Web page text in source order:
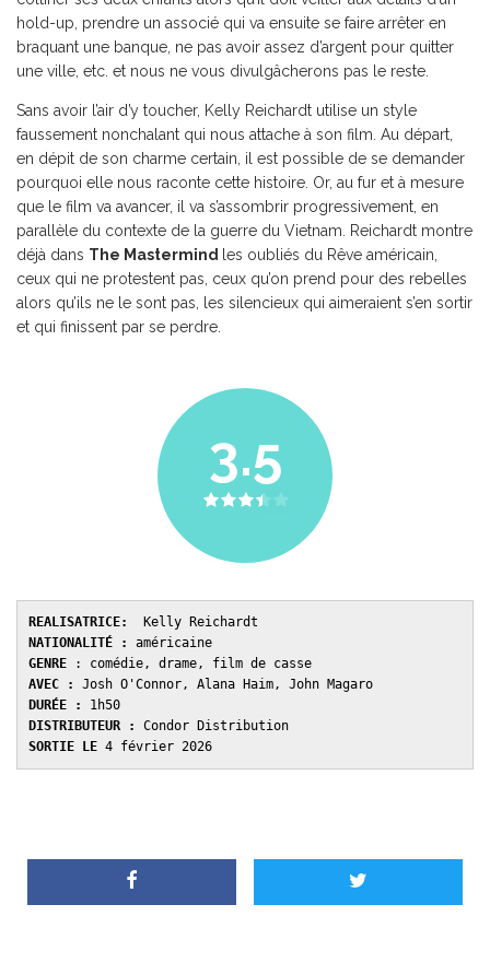
hold-up, prendre un associé qui va ensuite se faire arrêter en
braquant une banque, ne pas avoir assez d’argent pour quitter
une ville, etc. et nous ne vous divulgâcherons pas le reste.
Sans avoir l’air d’y toucher, Kelly Reichardt utilise un style
faussement nonchalant qui nous attache à son film. Au départ,
en dépit de son charme certain, il est possible de se demander
pourquoi elle nous raconte cette histoire. Or, au fur et à mesure
que le film va avancer, il va s’assombrir progressivement, en
parallèle du contexte de la guerre du Vietnam. Reichardt montre
déjà dans The Mastermind
les oubliés du Rêve américain,
ceux qui ne protestent pas, ceux qu’on prend pour des rebelles
alors qu’ils ne le sont pas, les silencieux qui aimeraient s’en sortir
et qui finissent par se perdre.
3.5
REALISATRICE:
Kelly Reichardt
NATIONALITÉ :
américaine
GENRE
: comédie, drame, film de casse
AVEC : Josh O'Connor, Alana Haim, John Magaro
DURÉE : 1h50
DISTRIBUTEUR : Condor Distribution
SORTIE LE 4 février 2026